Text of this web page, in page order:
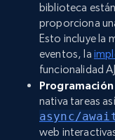
biblioteca
proporciona
Esto incluye la
eventos, la
funcionalidad
nativa tareas
async/
web